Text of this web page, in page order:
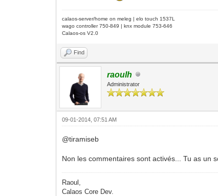
calaos-server/home on meleg | elo touch 1537L
wago controller 750-849 | knx module 753-646
Calaos-os V2.0
Find
raoulh
Administrator
09-01-2014, 07:51 AM
@tiramiseb
Non les commentaires sont activés... Tu as un
Raoul,
Calaos Core Dev.